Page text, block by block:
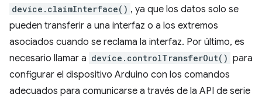
device.claimInterface() , ya que los datos solo se
pueden transferir a una interfaz o a los extremos
asociados cuando se reclama la interfaz. Por último, es
necesario llamar a device.controlTransferOut() para
configurar el dispositivo Arduino con los comandos
adecuados para comunicarse a través de la API de serie